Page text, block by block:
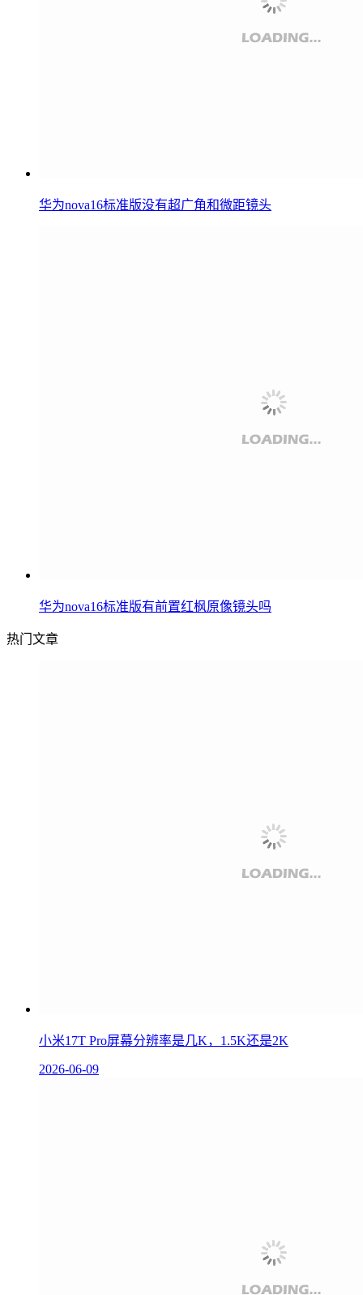
华为nova16标准版没有超广角和微距镜头
华为nova16标准版有前置红枫原像镜头吗
热门文章
小米17T Pro屏幕分辨率是几K，1.5K还是2K
2026-06-09